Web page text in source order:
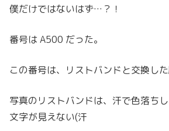
僕だけではないはず…？！
番号は A500 だった。
この番号は、リストバンドと交換し
写真のリストバンドは、汗で色落ちし
文字が見えない(汗